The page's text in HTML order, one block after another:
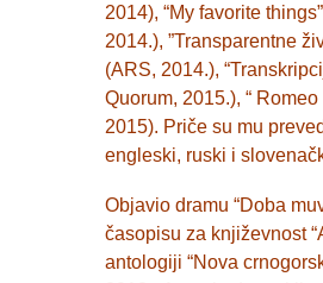
2014), “My favorite
2014.), ”Transparentne
(ARS, 2014.),
Quorum, 2015.), “ Romeo
2015). Priče su mu
engleski, ruski i
Objavio dramu “Doba
časopisu za književnost
antologiji “Nova